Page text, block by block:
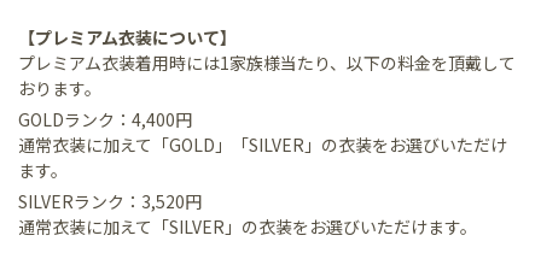
【プレミアム衣装について】
プレミアム衣装着用時には1家族様当たり、以下の料金を頂戴して
おります。
GOLDランク：4,400円
通常衣装に加えて「GOLD」「SILVER」の衣装をお選びいただけ
ます。
SILVERランク：3,520円
通常衣装に加えて「SILVER」の衣装をお選びいただけます。